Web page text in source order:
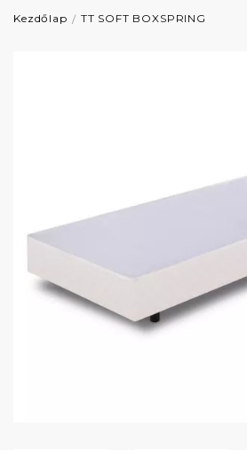
Kezdőlap TT SOFT BOXSPRING